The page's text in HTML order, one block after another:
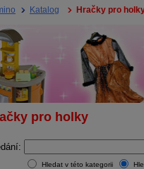
Katalog Hračky pro
pro holky
Hledat v této kategorii